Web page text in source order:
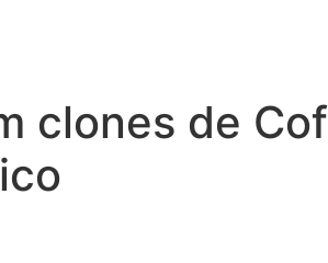
clones de